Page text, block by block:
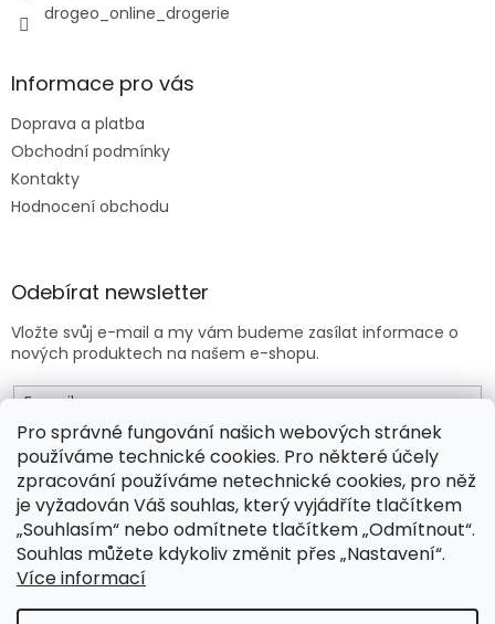
Pro správné fungování našich webových stránek
používáme technické cookies. Pro některé účely
zpracování používáme netechnické cookies, pro něž
je vyžadován Váš souhlas, který vyjádříte tlačítkem
„Souhlasím“ nebo odmítnete tlačítkem „Odmítnout“.
Souhlas můžete kdykoliv změnit přes „Nastavení“.
Více informací
drogeo_online_drogerie
Informace pro vás
Doprava a platba
Obchodní podmínky
Kontakty
Hodnocení obchodu
Odebírat newsletter
Vložte svůj e-mail a my vám budeme zasílat informace o
nových produktech na našem e-shopu.
E-mail
Vložením e-mailu souhlasíte sobchodními podmínkami .
PŘIHLÁSIT SE